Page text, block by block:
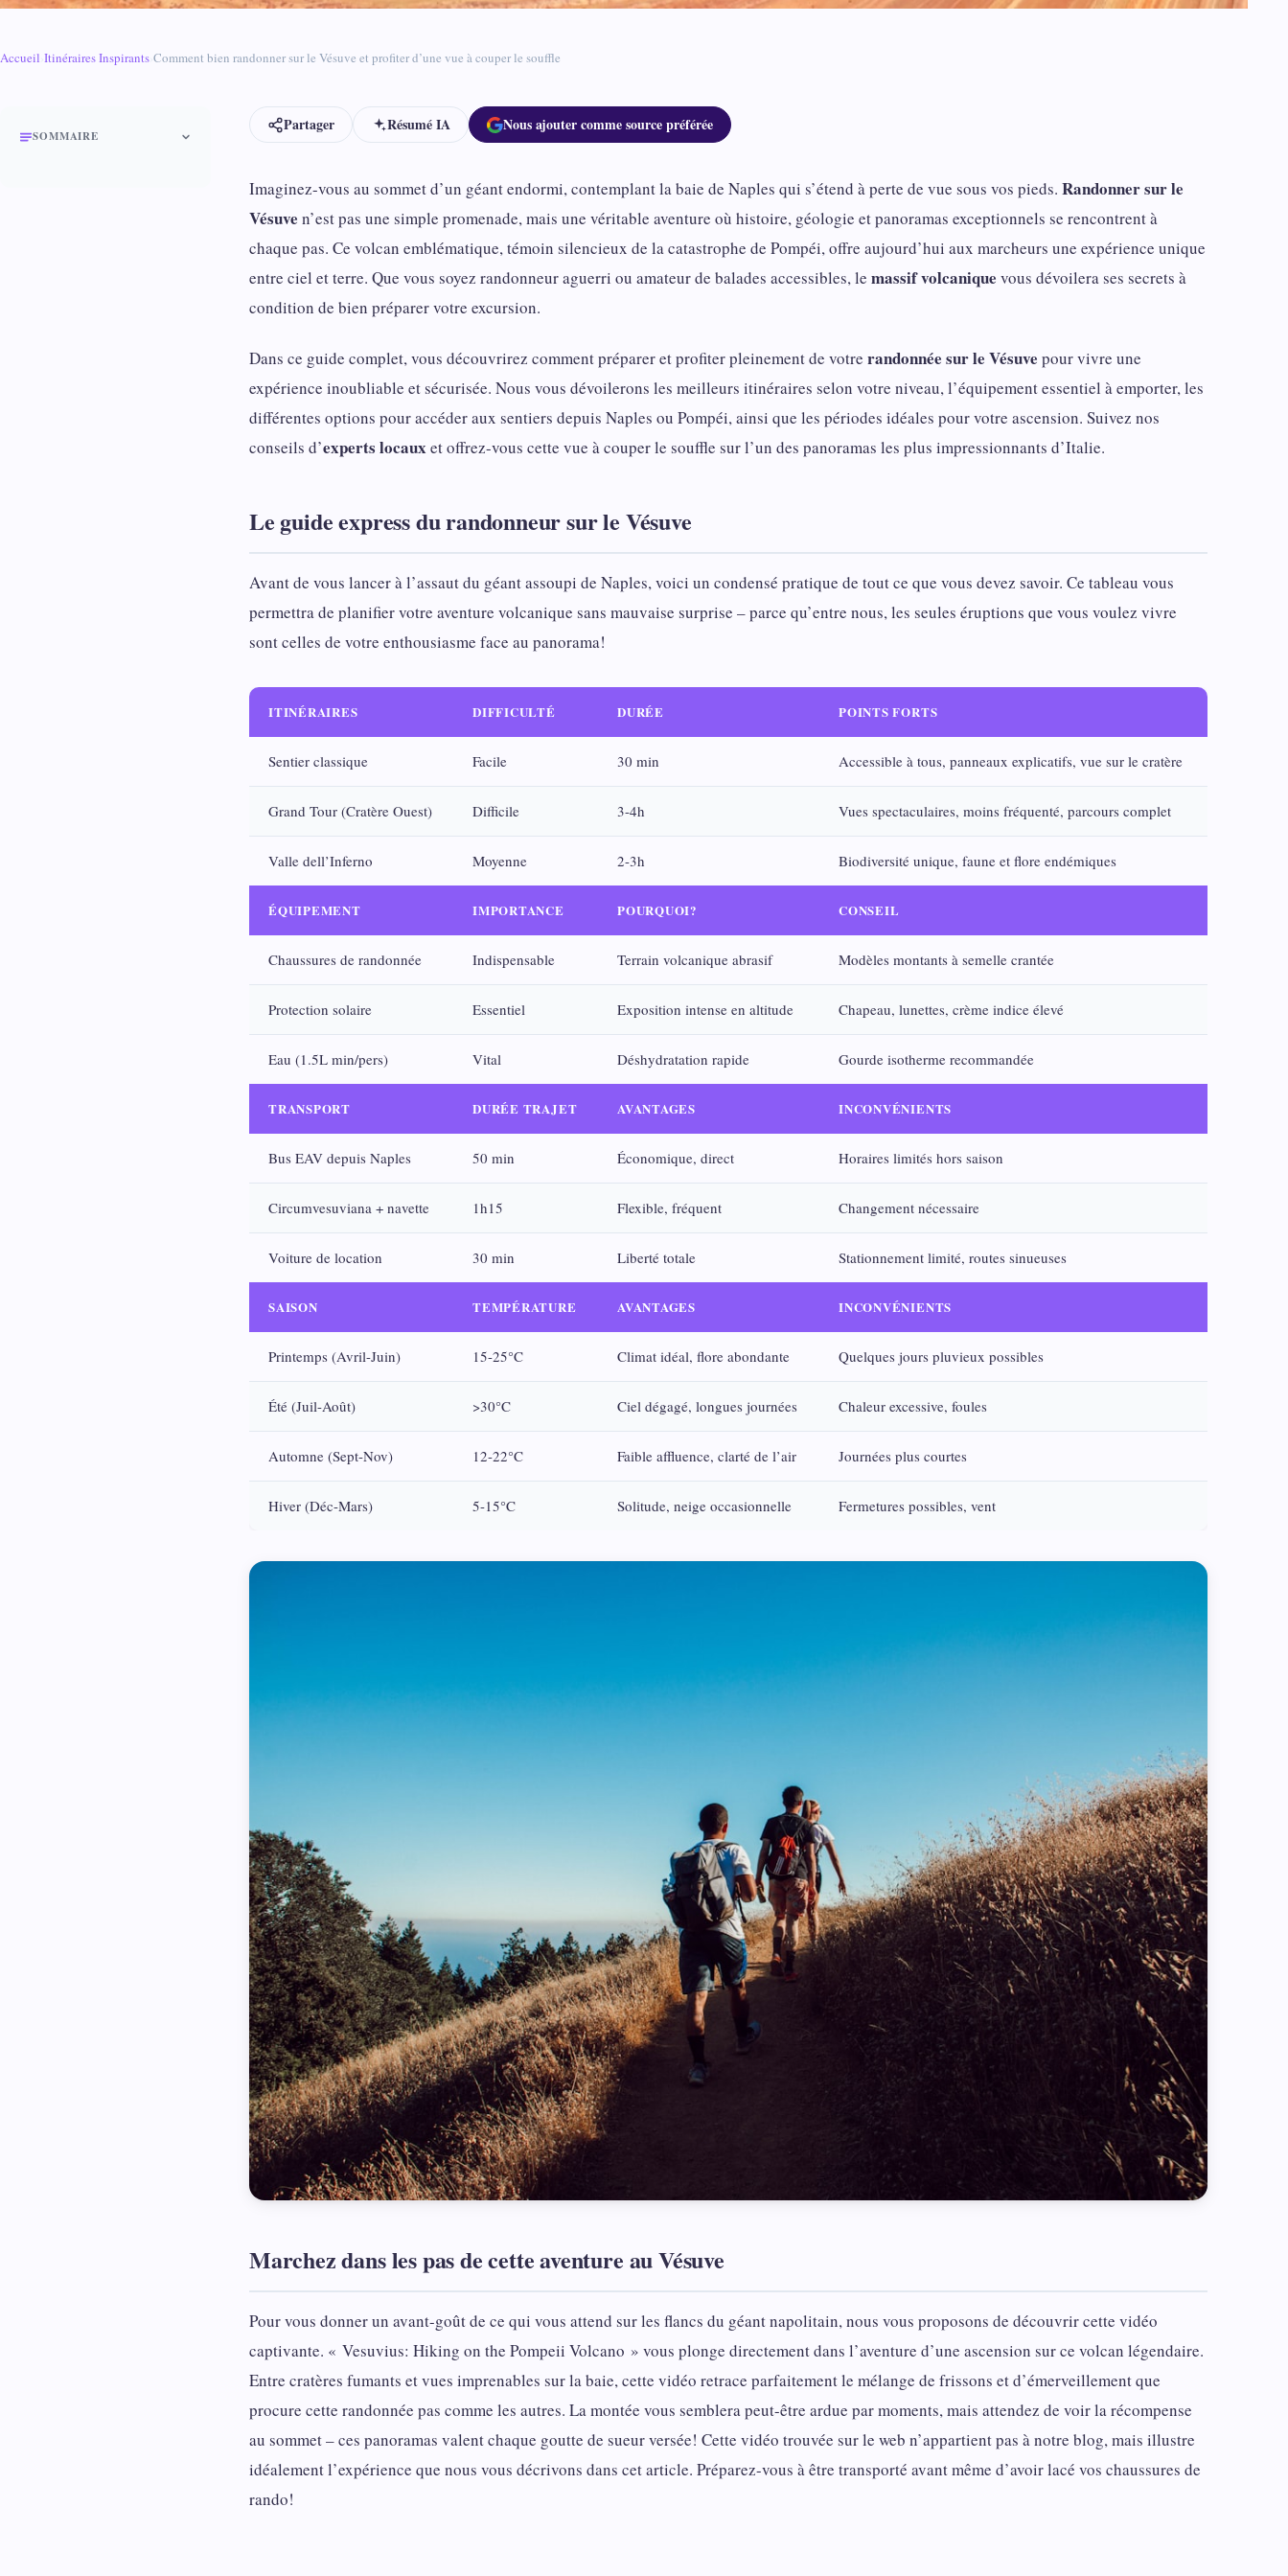
Accueil Itinéraires Inspirants Comment bien randonner sur le Vésuve et profiter d’une vue à couper le souffle
SOMMAIRE
Partager Résumé IA Nous ajouter comme source préférée
Imaginez-vous au sommet d’un géant endormi, contemplant la baie de Naples qui s’étend à perte de vue sous vos pieds. Randonner sur le
Vésuve n’est pas une simple promenade, mais une véritable aventure où histoire, géologie et panoramas exceptionnels se rencontrent à
chaque pas. Ce volcan emblématique, témoin silencieux de la catastrophe de Pompéi, offre aujourd’hui aux marcheurs une expérience unique
entre ciel et terre. Que vous soyez randonneur aguerri ou amateur de balades accessibles, le massif volcanique vous dévoilera ses secrets à
condition de bien préparer votre excursion.
Dans ce guide complet, vous découvrirez comment préparer et profiter pleinement de votre randonnée sur le Vésuve pour vivre une
expérience inoubliable et sécurisée. Nous vous dévoilerons les meilleurs itinéraires selon votre niveau, l’équipement essentiel à emporter, les
différentes options pour accéder aux sentiers depuis Naples ou Pompéi, ainsi que les périodes idéales pour votre ascension. Suivez nos
conseils d’experts locaux et offrez-vous cette vue à couper le souffle sur l’un des panoramas les plus impressionnants d’Italie.
Le guide express du randonneur sur le Vésuve
Avant de vous lancer à l’assaut du géant assoupi de Naples, voici un condensé pratique de tout ce que vous devez savoir. Ce tableau vous
permettra de planifier votre aventure volcanique sans mauvaise surprise – parce qu’entre nous, les seules éruptions que vous voulez vivre
sont celles de votre enthousiasme face au panorama!
ITINÉRAIRES DIFFICULTÉ DURÉE POINTS FORTS
Sentier classique Facile 30 min Accessible à tous, panneaux explicatifs, vue sur le cratère
Grand Tour (Cratère Ouest) Difficile 3-4h Vues spectaculaires, moins fréquenté, parcours complet
Valle dell’Inferno Moyenne 2-3h Biodiversité unique, faune et flore endémiques
ÉQUIPEMENT IMPORTANCE POURQUOI? CONSEIL
Chaussures de randonnée Indispensable Terrain volcanique abrasif Modèles montants à semelle crantée
Protection solaire Essentiel Exposition intense en altitude Chapeau, lunettes, crème indice élevé
Eau (1.5L min/pers) Vital Déshydratation rapide Gourde isotherme recommandée
TRANSPORT DURÉE TRAJET AVANTAGES INCONVÉNIENTS
Bus EAV depuis Naples 50 min Économique, direct Horaires limités hors saison
Circumvesuviana + navette 1h15 Flexible, fréquent Changement nécessaire
Voiture de location 30 min Liberté totale Stationnement limité, routes sinueuses
SAISON TEMPÉRATURE AVANTAGES INCONVÉNIENTS
Printemps (Avril-Juin) 15-25°C Climat idéal, flore abondante Quelques jours pluvieux possibles
Été (Juil-Août) >30°C Ciel dégagé, longues journées Chaleur excessive, foules
Automne (Sept-Nov) 12-22°C Faible affluence, clarté de l’air Journées plus courtes
Hiver (Déc-Mars) 5-15°C Solitude, neige occasionnelle Fermetures possibles, vent
Marchez dans les pas de cette aventure au Vésuve
Pour vous donner un avant-goût de ce qui vous attend sur les flancs du géant napolitain, nous vous proposons de découvrir cette vidéo
captivante. « Vesuvius: Hiking on the Pompeii Volcano » vous plonge directement dans l’aventure d’une ascension sur ce volcan légendaire.
Entre cratères fumants et vues imprenables sur la baie, cette vidéo retrace parfaitement le mélange de frissons et d’émerveillement que
procure cette randonnée pas comme les autres. La montée vous semblera peut-être ardue par moments, mais attendez de voir la récompense
au sommet – ces panoramas valent chaque goutte de sueur versée! Cette vidéo trouvée sur le web n’appartient pas à notre blog, mais illustre
idéalement l’expérience que nous vous décrivons dans cet article. Préparez-vous à être transporté avant même d’avoir lacé vos chaussures de
rando!